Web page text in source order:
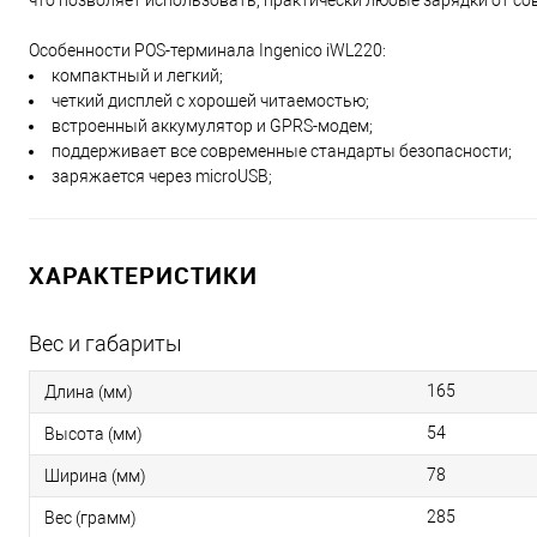
Особенности POS-терминала Ingenico iWL220:
компактный и легкий;
четкий дисплей с хорошей читаемостью;
встроенный аккумулятор и GPRS-модем;
поддерживает все современные стандарты безопасности;
заряжается через microUSB;
ХАРАКТЕРИСТИКИ
Вес и габариты
Длина (мм) 165
Высота (мм) 54
Ширина (мм) 78
Вес (грамм) 285